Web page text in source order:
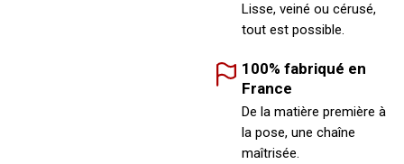
Lisse, veiné ou cérusé,
tout est possible.
100% fabriqué en
France
De la matière première à
la pose, une chaîne
maîtrisée.